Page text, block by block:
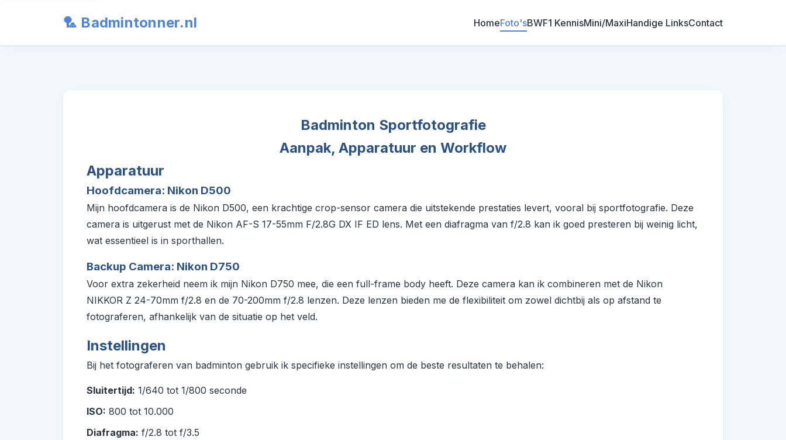
🏸 Badmintonner.nl HomeFoto'sBWF1 KennisMini/MaxiHandige LinksContact
Badminton Sportfotografie
Aanpak, Apparatuur en Workflow
Apparatuur
Hoofdcamera: Nikon D500
Mijn hoofdcamera is de Nikon D500, een krachtige crop-sensor camera die uitstekende prestaties levert, vooral bij sportfotografie. Deze
camera is uitgerust met de Nikon AF-S 17-55mm F/2.8G DX IF ED lens. Met een diafragma van f/2.8 kan ik goed presteren bij weinig licht,
wat essentieel is in sporthallen.
Backup Camera: Nikon D750
Voor extra zekerheid neem ik mijn Nikon D750 mee, die een full-frame body heeft. Deze camera kan ik combineren met de Nikon
NIKKOR Z 24-70mm f/2.8 en de 70-200mm f/2.8 lenzen. Deze lenzen bieden me de flexibiliteit om zowel dichtbij als op afstand te
fotograferen, afhankelijk van de situatie op het veld.
Instellingen
Bij het fotograferen van badminton gebruik ik specifieke instellingen om de beste resultaten te behalen:
Sluitertijd: 1/640 tot 1/800 seconde
ISO: 800 tot 10.000
Diafragma: f/2.8 tot f/3.5